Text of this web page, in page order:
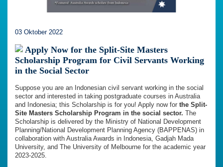
03 Oktober 2022
Apply Now for the Split-Site Masters
Scholarship Program for Civil Servants Working
in the Social Sector
Suppose you are an Indonesian civil servant working in the social
sector and interested in taking postgraduate courses in Australia
and Indonesia; this Scholarship is for you! Apply now for the Split-
Site Masters Scholarship Program in the social sector. The
Scholarship is delivered by the Ministry of National Development
Planning/National Development Planning Agency (BAPPENAS) in
collaboration with Australia Awards in Indonesia, Gadjah Mada
University, and The University of Melbourne for the academic year
2023-2025.